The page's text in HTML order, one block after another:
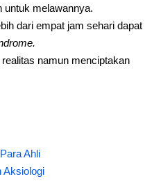
untuk melawannya.
dari empat jam sehari dapat
namun menciptakan
Ahli
Aksiologi